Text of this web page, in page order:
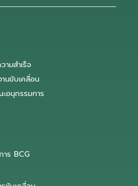
ามสำเร็จ
นขับเคลื่อน
อนุกรรมการ
าร BCG